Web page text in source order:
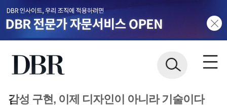
감성 구현, 이제 디자인이 아니라 기술이다